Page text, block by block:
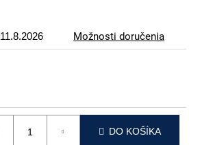
11.8.2026 Možnosti doručenia
DO KOŠÍKA